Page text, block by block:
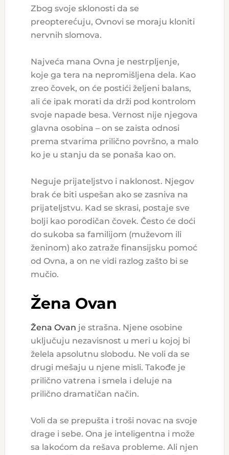
Zbog svoje sklonosti da se
preopterećuju, Ovnovi se moraju kloniti
nervnih slomova.
Najveća mana Ovna je nestrpljenje,
koje ga tera na nepromišljena dela. Kao
zreo čovek, on će postići željeni balans,
ali će ipak morati da drži pod kontrolom
svoje napade besa. Vernost nije njegova
glavna osobina – on se zaista odnosi
prema stvarima prilično površno, a malo
ko je u stanju da se ponaša kao on.
Neguje prijateljstvo i naklonost. Njegov
brak će biti uspešan ako se zasniva na
prijateljstvu. Kad se skrasi, postaje sve
bolji kao porodičan čovek. Često će doći
do sukoba sa familijom (muževom ili
ženinom) ako zatraže finansijsku pomoć
od Ovna, a on ne vidi razlog zašto bi se
mučio.
Žena Ovan
Žena Ovan je strašna. Njene osobine
uključuju nezavisnost u meri u kojoj bi
želela apsolutnu slobodu. Ne voli da se
drugi mešaju u njene misli. Takođe je
prilično vatrena i smela i deluje na
prilično dramatičan način.
Voli da se prepušta i troši novac na svoje
drage i sebe. Ona je inteligentna i može
sa lakoćom da rešava probleme. Ali njen